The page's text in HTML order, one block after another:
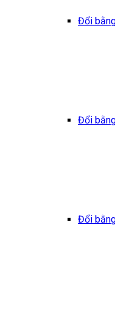
Đổi
Đổi
Đổi